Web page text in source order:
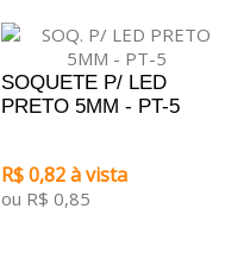
SOQUETE P/ LED
PRETO 5MM - PT-5
R$ 0,82 à vista
ou R$ 0,85